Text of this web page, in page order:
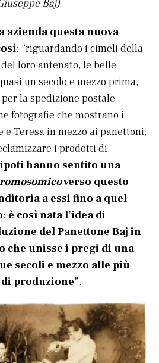
Baj)
azienda questa nuova
: “riguardando i cimeli della
loro antenato, le belle
un secolo e mezzo prima,
la spedizione postale
fotografie che mostrano i
Teresa in mezzo ai panettoni,
i prodotti di
hanno sentito una
verso questo
a essi fino a quel
: è così nata l’idea di
del Panettone Baj in
che unisse i pregi di una
secoli e mezzo alle più
produzione”.